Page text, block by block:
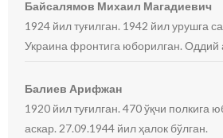
Байсалямов Михаил Магадиевич
1924 йил туғилган. 1942 йил урушга
Украина фронтига юборилган. Оддий
Балиев Арифжан
1920 йил туғилган. 470 ўқчи полкига
аскар. 27.09.1944 йил ҳалок бўлган.